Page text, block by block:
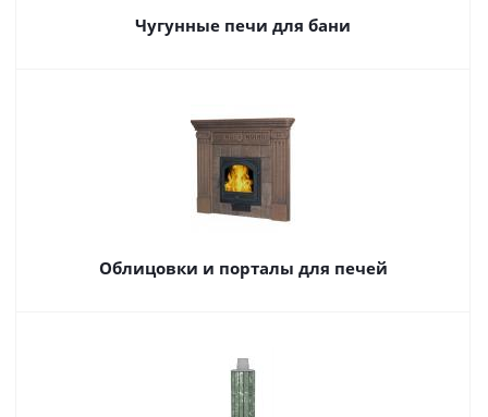
Чугунные печи для бани
Облицовки и порталы для печей